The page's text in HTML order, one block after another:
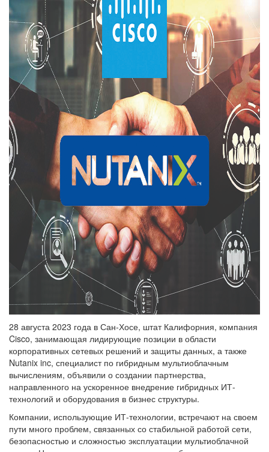
28 августа 2023 года в Сан-Хосе, штат Калифорния, компания
Cisco, занимающая лидирующие позиции в области
корпоративных сетевых решений и защиты данных, а также
Nutanix inc, специалист по гибридным мультиоблачным
вычислениям, объявили о создании партнерства,
направленного на ускоренное внедрение гибридных ИТ-
технологий и оборудования в бизнес структуры.
Компании, использующие ИТ-технологии, встречают на своем
пути много проблем, связанных со стабильной работой сети,
безопасностью и сложностью эксплуатации мультиоблачной